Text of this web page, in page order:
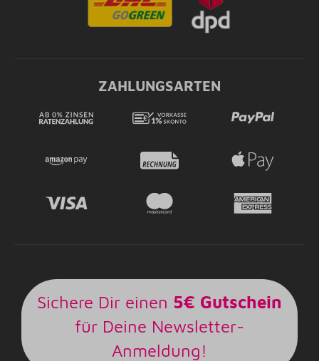
ZAHLUNGSARTEN
Sichere Dir einen 5€ Gutschein
für Deine Newsletter-
Anmeldung!